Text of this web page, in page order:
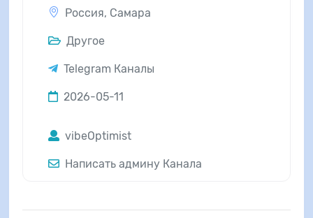
Россия, Самара
Другое
Telegram Каналы
2026-05-11
vibeOptimist
Написать админу Канала